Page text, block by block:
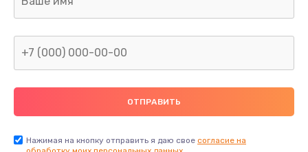
Нажимая на кнопку отправить я даю свое согласие на